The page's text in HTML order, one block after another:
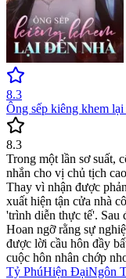
8.3
Ông sếp kiêng khem lại
8.3
Trong một lần sơ suất,
nhắn cho vị chủ tịch
Thay vì nhận được
xuất hiện tận cửa nhà
'trình diễn thực tế'. Sau
Hoan ngỡ rằng sự
được lời cầu hôn đầy
cuộc hôn nhân chớp
Tỷ PhúHiện ĐạiNgôn